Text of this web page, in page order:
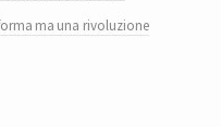
ma una rivoluzione